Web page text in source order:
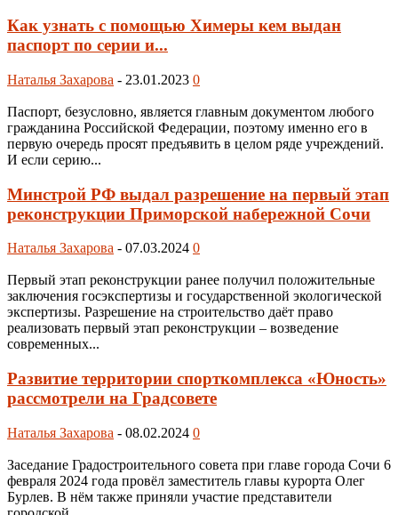
Как узнать с помощью Химеры кем выдан
паспорт по серии и...
Наталья Захарова - 23.01.2023 0
Паспорт, безусловно, является главным документом любого
гражданина Российской Федерации, поэтому именно его в
первую очередь просят предъявить в целом ряде учреждений.
И если серию...
Минстрой РФ выдал разрешение на первый этап
реконструкции Приморской набережной Сочи
Наталья Захарова - 07.03.2024 0
Первый этап реконструкции ранее получил положительные
заключения госэкспертизы и государственной экологической
экспертизы. Разрешение на строительство даёт право
реализовать первый этап реконструкции – возведение
современных...
Развитие территории спорткомплекса «Юность»
рассмотрели на Градсовете
Наталья Захарова - 08.02.2024 0
Заседание Градостроительного совета при главе города Сочи 6
февраля 2024 года провёл заместитель главы курорта Олег
Бурлев. В нём также приняли участие представители